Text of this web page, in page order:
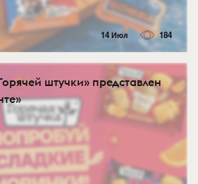
14 Июл 184
штучки» представлен